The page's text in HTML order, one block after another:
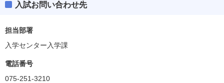
入試お問い合わせ先
担当部署
入学センター入学課
電話番号
075-251-3210